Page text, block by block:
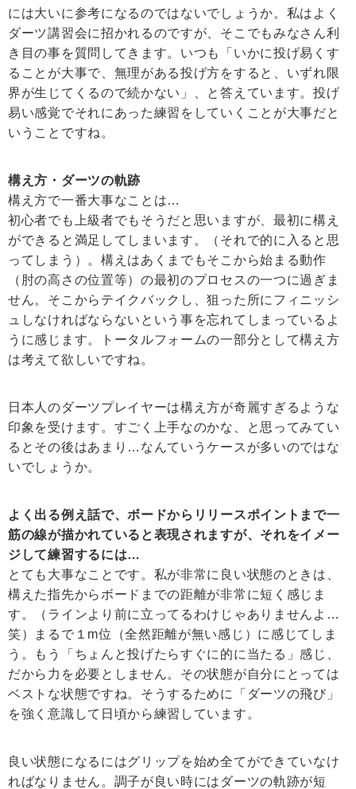
には大いに参考になるのではないでしょうか。私はよく
ダーツ講習会に招かれるのですが、そこでもみなさん利
き目の事を質問してきます。いつも「いかに投げ易くす
ることが大事で、無理がある投げ方をすると、いずれ限
界が生じてくるので続かない」、と答えています。投げ
易い感覚でそれにあった練習をしていくことが大事だと
いうことですね。
構え方・ダーツの軌跡
構え方で一番大事なことは…
初心者でも上級者でもそうだと思いますが、最初に構え
ができると満足してしまいます。（それで的に入ると思
ってしまう）。構えはあくまでもそこから始まる動作
（肘の高さの位置等）の最初のプロセスの一つに過ぎま
せん。そこからテイクバックし、狙った所にフィニッシ
ュしなければならないという事を忘れてしまっているよ
うに感じます。トータルフォームの一部分として構え方
は考えて欲しいですね。
日本人のダーツプレイヤーは構え方が奇麗すぎるような
印象を受けます。すごく上手なのかな、と思ってみてい
るとその後はあまり…なんていうケースが多いのではな
いでしょうか。
よく出る例え話で、ボードからリリースポイントまで一
筋の線が描かれていると表現されますが、それをイメー
ジして練習するには…
とても大事なことです。私が非常に良い状態のときは、
構えた指先からボードまでの距離が非常に短く感じま
す。（ラインより前に立ってるわけじゃありませんよ…
笑）まるで１m位（全然距離が無い感じ）に感じてしま
う。もう「ちょんと投げたらすぐに的に当たる」感じ、
だから力を必要としません。その状態が自分にとっては
ベストな状態ですね。そうするために「ダーツの飛び」
を強く意識して日頃から練習しています。
良い状態になるにはグリップを始め全てができていなけ
ればなりません。調子が良い時にはダーツの軌跡が短